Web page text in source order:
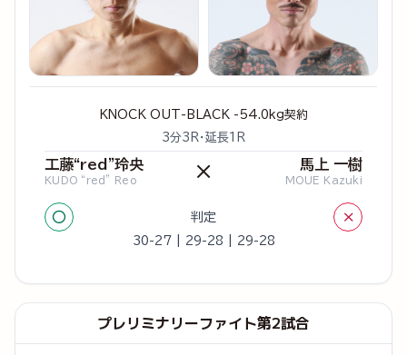
KNOCK OUT-BLACK -54.0kg契約
3分3R・延長1R
工藤“red”玲央
KUDO “red” Reo × 馬上 一樹
MOUE Kazuki
○ 判定 ×
30-27 | 29-28 | 29-28
プレリミナリーファイト第2試合